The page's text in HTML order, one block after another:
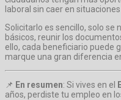
laboral sin caer en
Solicitarlo es sencillo, solo se
básicos, reunir los
ello, cada beneficiario puede
marque una gran diferencia
📌 En resumen: Si vives en el
años, perdiste tu empleo en